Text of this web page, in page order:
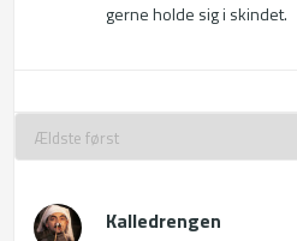
gerne holde sig i skindet.
Kalledrengen